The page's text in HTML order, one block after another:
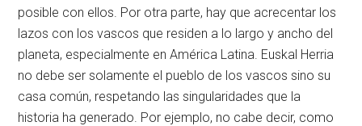
posible con ellos. Por otra parte, hay que acrecentar los
lazos con los vascos que residen a lo largo y ancho del
planeta, especialmente en América Latina. Euskal Herria
no debe ser solamente el pueblo de los vascos sino su
casa común, respetando las singularidades que la
historia ha generado. Por ejemplo, no cabe decir, como